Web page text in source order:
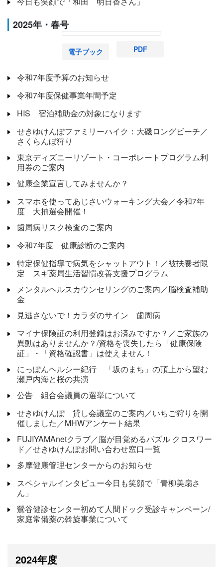
2025年・春号
電子ブック PDF
令和7年度予算のお知らせ
令和7年度保健事業年間予定
HIS 宿泊補助金の対象になります
せきゆけんぽファミリーハイク：大磯ロングビーチ／
さくらんぼ狩り
東京ディズニーリゾート・コーポレートプログラム利
用券のご案内
健康企業宣言してみませんか？
スマホを使ってあじさいウォーキング大会／令和7年
度 大抽選会開催！
歯周病リスク検査のご案内
令和7年度 健康診断のご案内
特定保健指導で病気をシャットアウト！／被扶養者限
定 スギ薬局生活習慣改善支援プログラム
メンタルヘルスカウンセリングのご案内／脳検査補助
金
見逃さないで！カラダのサイン 歯周病
マイナ保険証の利用登録はお済みですか？／ご家族の
異動はありませんか？/資格を喪失したら「健康保険
証」・「資格確認書」は使えません！
にっぽんヘルシー紀行 「坂のまち」の頂上から望む
瀬戸内海と桜の共演
公告 組合会議員の選挙について
せきゆけんぽ 貸し会議室のご案内／いちご狩りを開
催しました／MHWアンケート結果
FUJIYAMAnetクラブ／脳が目覚めるパズル クロスワー
ド／せきゆけんぽお問い合わせ窓口一覧
多摩健康管理センターからのお知らせ
スペシャルインタビュー今日も笑顔で「青柳美扇さ
ん」
鶯谷健診センター初めて人間ドック受診キャンペーン/
家庭常備薬の斡旋事業について
2024年度